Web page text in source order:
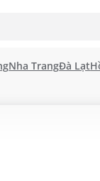
Nha TrangĐà Lạt